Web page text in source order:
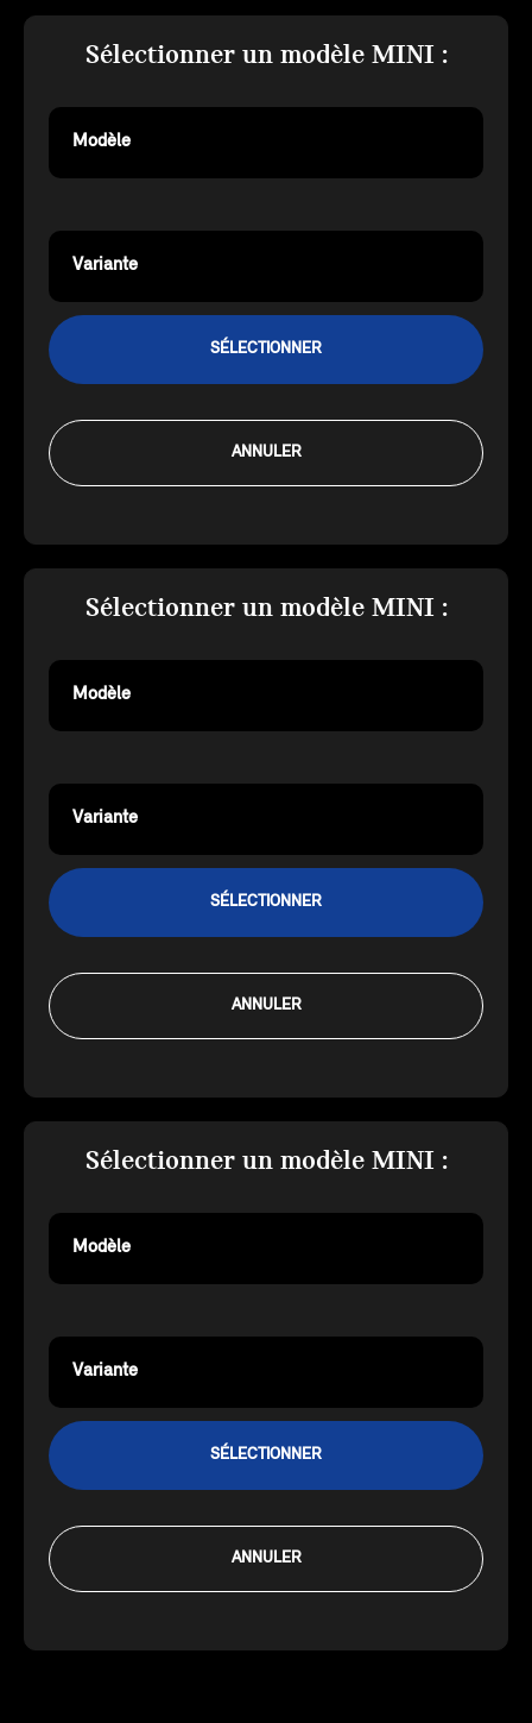
Sélectionner un modèle MINI :
Modèle
Variante
SÉLECTIONNER
ANNULER
Sélectionner un modèle MINI :
Modèle
Variante
SÉLECTIONNER
ANNULER
Sélectionner un modèle MINI :
Modèle
Variante
SÉLECTIONNER
ANNULER